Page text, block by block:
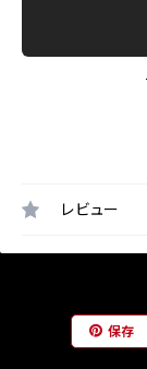
レビュー
保存